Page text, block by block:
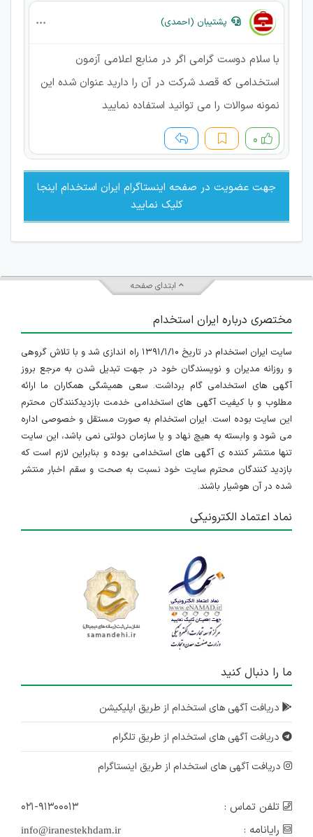
پشتیبان (احمدی)
با سلام دوست گرامی اگر در منابع اعلامی آزمون
استخدامی که قصد شرکت در آن را دارید عنوان شده این
نمونه سوالات را می توانید استفاده نمایید
۰
جهت عضویت در صفحه اینستاگرام ایران استخدام اینجا
کلیک نمایید
ابتدای صفحه
مختصری درباره ایران استخدام
سایت ایران استخدام در تاریخ ۱۳۹۱/۱/۱۰ راه اندازی شد و با تلاش گروهی
و روزانه مدیران و نویسندگان خود در جهت تبدیل شدن به مرجع بروز
آگهی های استخدامی گام برداشت. سعی همیشگی همکاران ما ارائه
مطلوب و با کیفیت آگهی های استخدامی خدمت بازدیدکنندگان محترم
این سایت بوده است. ایران استخدام به صورت مستقل و خصوصی اداره
می شود و وابسته به هیچ نهاد و یا سازمان دولتی نمی باشد، این سایت
تنها منتشر کننده ی آگهی های استخدامی بوده و بنابراین لازم است که
بازدید کنندگان محترم سایت خود نسبت به صحت و سقم اخبار منتشر
شده در آن هوشیار باشند.
نماد اعتماد الکترونیکی
ما را دنبال کنید
دریافت آگهی های استخدام از طریق اپلیکیشن
دریافت آگهی های استخدام از طریق تلگرام
دریافت آگهی های استخدام از طریق اینستاگرام
تلفن تماس :
۰۲۱-۹۱۳۰۰۰۱۳
رایانامه :
info@iranestekhdam.ir